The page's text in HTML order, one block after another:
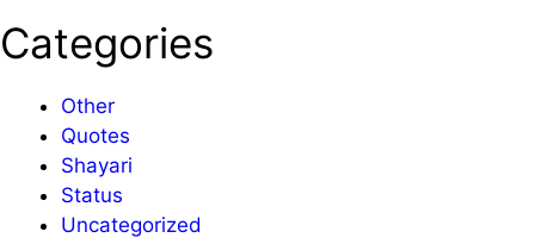
Categories
Other
Quotes
Shayari
Status
Uncategorized